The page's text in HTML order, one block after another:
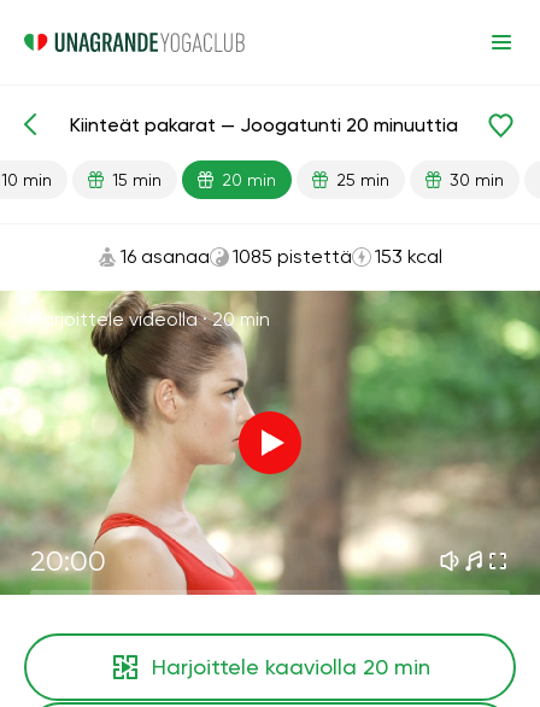
Valmiit oppitunnit Pakarat
Kiinteät pakarat — Joogatunti 20 minuuttia
10 min 15 min 20 min 25 min 30 min
16 asanaa 1085 pistettä 153 kcal
Harjoittele videolla ·20 min
20:00
Harjoittele kaaviolla 20 min